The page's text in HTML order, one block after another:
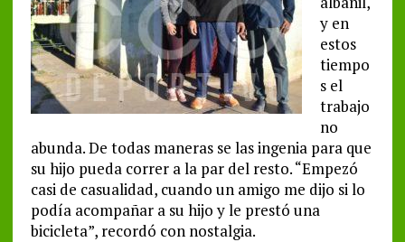
y en
estos
tiempo
s el
trabajo
no
abunda. De todas maneras se las ingenia para que
su hijo pueda correr a la par del resto. “Empezó
casi de casualidad, cuando un amigo me dijo si lo
podía acompañar a su hijo y le prestó una
bicicleta”, recordó con nostalgia.